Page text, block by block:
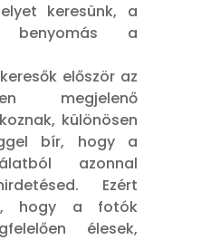
keresünk, a
a
először az
megjelenő
különösen
bír, hogy a
azonnal
Ezért
hogy a fotók
élesek,